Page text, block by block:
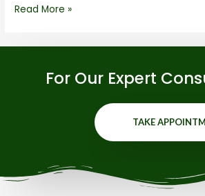
Read More »
For Our Expert
TAKE